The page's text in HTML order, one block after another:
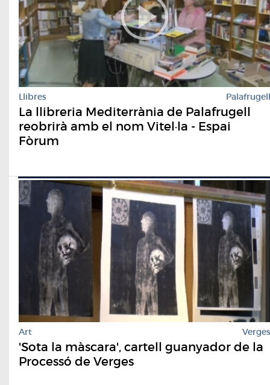
Llibres Palafrugell
La llibreria Mediterrània de Palafrugell
reobrirà amb el nom Vitel·la - Espai
Fòrum
Art Verges
'Sota la màscara', cartell guanyador de la
Processó de Verges